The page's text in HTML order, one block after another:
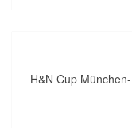
selaus
H&N Cup